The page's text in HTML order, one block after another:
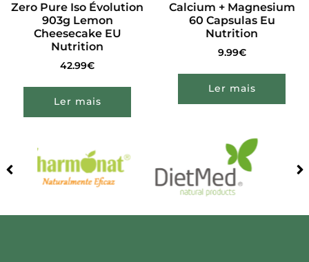
Zero Pure Iso Évolution
903g Lemon
Cheesecake EU
Nutrition
42.99€
Ler mais
Calcium + Magnesium
60 Capsulas Eu
Nutrition
9.99€
Ler mais